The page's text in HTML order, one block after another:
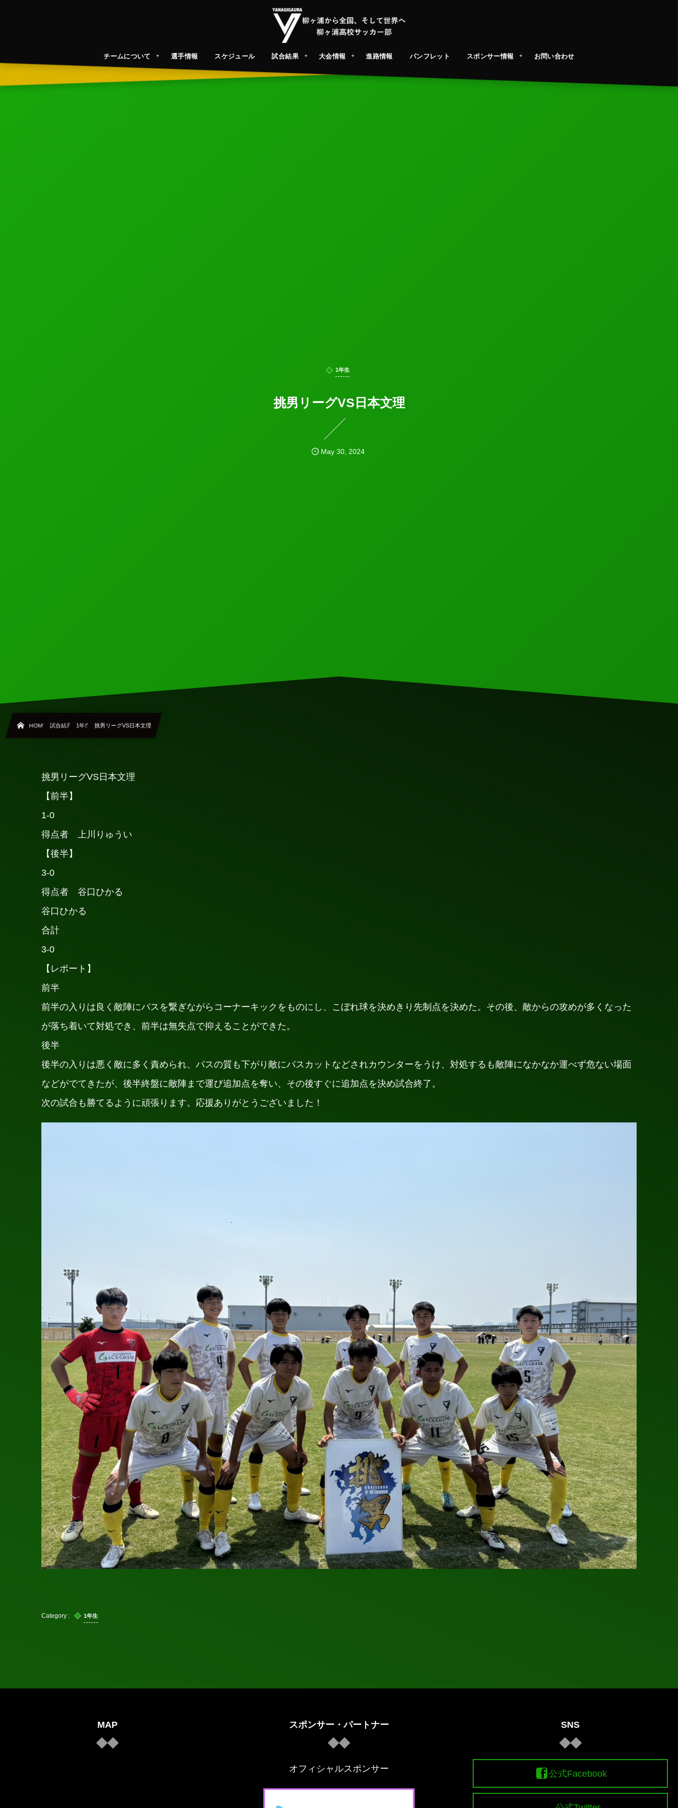
チームについて 選手情報 スケジュール 試合結果 大会情報 進路情報 パンフレット スポンサー情報 お問い合わせ
1年生
挑男リーグVS日本文理
May 30, 2024
HOME 試合結果 1年生 挑男リーグVS日本文理
挑男リーグVS日本文理
【前半】
1-0
得点者 上川りゅうい
【後半】
3-0
得点者 谷口ひかる
谷口ひかる
合計
3-0
【レポート】
前半
前半の入りは良く敵陣にパスを繋ぎながらコーナーキックをものにし、こぼれ球を決めきり先制点を決めた。その後、敵からの攻めが多くなった
が落ち着いて対処でき、前半は無失点で抑えることができた。
後半
後半の入りは悪く敵に多く責められ、パスの質も下がり敵にパスカットなどされカウンターをうけ、対処するも敵陣になかなか運べず危ない場面
などがでてきたが、後半終盤に敵陣まで運び追加点を奪い、その後すぐに追加点を決め試合終了。
次の試合も勝てるように頑張ります。応援ありがとうございました！
1年生
MAP スポンサー・パートナー
オフィシャルスポンサー
SNS
公式Facebook